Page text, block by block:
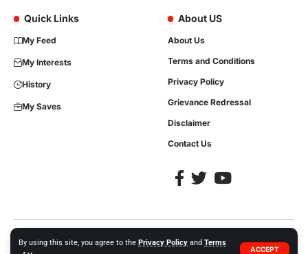
By using this site, you agree to the Privacy Policy and Terms
ACCEPT
Quick Links
My Feed
My Interests
History
My Saves
About US
About Us
Terms and Conditions
Privacy Policy
Grievance Redressal
Disclaimer
Contact Us
Copyright © 2023, All Rights are Reserved. Website Developed byiTree